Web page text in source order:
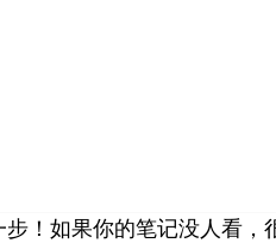
！如果你的笔记没人看，